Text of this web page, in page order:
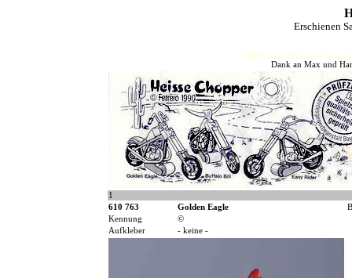
Erschienen
HJFHenze - Helmut´s
Dank an Max und
1
610 763
Golden Eagle
Kennung
©
Aufkleber
- keine -